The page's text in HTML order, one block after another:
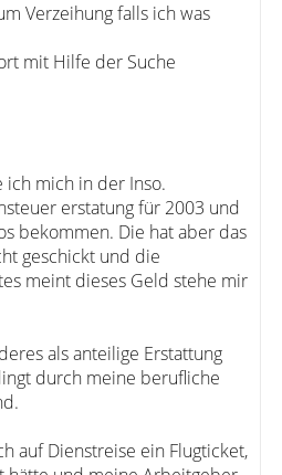
Verzeihung falls ich was
mit Hilfe der Suche
ich mich in der Inso.
erstatung für 2003 und
bekommen. Die hat aber das
geschickt und die
meint dieses Geld stehe mir
als anteilige Erstattung
durch meine berufliche
auf Dienstreise ein Flugticket,